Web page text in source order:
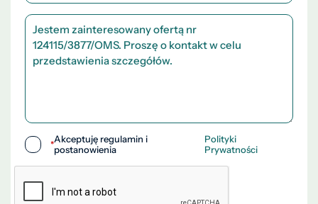
*Akceptuję regulamin i
postanowienia
Polityki
Prywatności